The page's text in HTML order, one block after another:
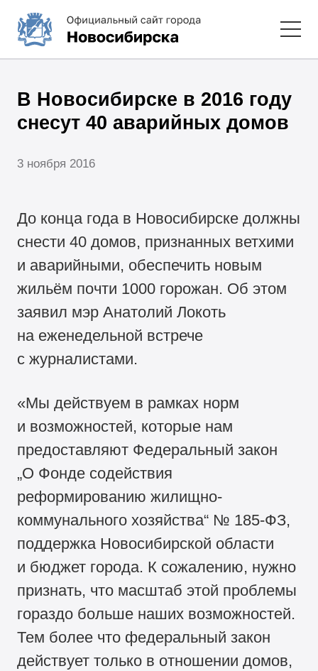
В Новосибирске в 2016 году
снесут 40 аварийных домов
3 ноября 2016
До конца года в Новосибирске должны
снести 40 домов, признанных ветхими
и аварийными, обеспечить новым
жильём почти 1000 горожан. Об этом
заявил мэр Анатолий Локоть
на еженедельной встрече
с журналистами.
«Мы действуем в рамках норм
и возможностей, которые нам
предоставляют Федеральный закон
„О Фонде содействия
реформированию жилищно-
коммунального хозяйства“ № 185-ФЗ,
поддержка Новосибирской области
и бюджет города. К сожалению, нужно
признать, что масштаб этой проблемы
гораздо больше наших возможностей.
Тем более что федеральный закон
действует только в отношении домов,